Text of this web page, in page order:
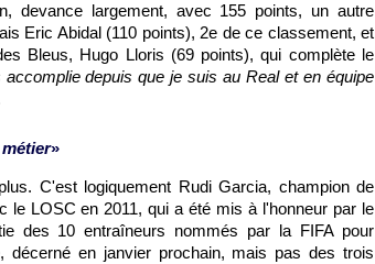
devance largement, avec 155 points, un autre
Eric Abidal (110 points), 2e de ce classement, et
Bleus, Hugo Lloris (69 points), qui complète le
depuis que je suis au Real et en équipe
»
C'est logiquement Rudi Garcia, champion de
le LOSC en 2011, qui a été mis à l'honneur par le
des 10 entraîneurs nommés par la FIFA pour
décerné en janvier prochain, mais pas des trois